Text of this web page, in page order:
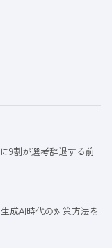
9割が選考辞退する前
成AI時代の対策方法を